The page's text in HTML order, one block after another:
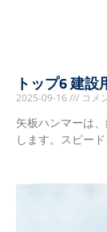
トップ6 建
2025-09-16 コメ
矢板ハンマーは
します。スピー